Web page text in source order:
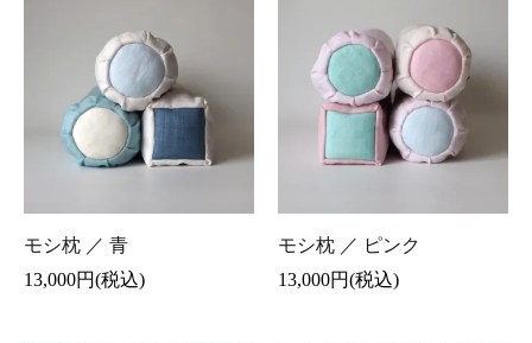
モシ枕 ／ 青
13,000円(税込)
モシ枕 ／ ピンク
13,000円(税込)